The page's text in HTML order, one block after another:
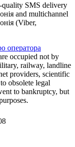
quality SMS delivery
and multichannel
(Viber,
оператора
occupied not by
railway, landline
providers, scientific
obsolete legal
to bankruptcy, but